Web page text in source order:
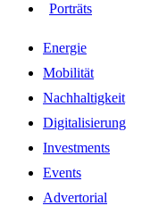
Porträts
Energie
Mobilität
Nachhaltigkeit
Digitalisierung
Investments
Events
Advertorial